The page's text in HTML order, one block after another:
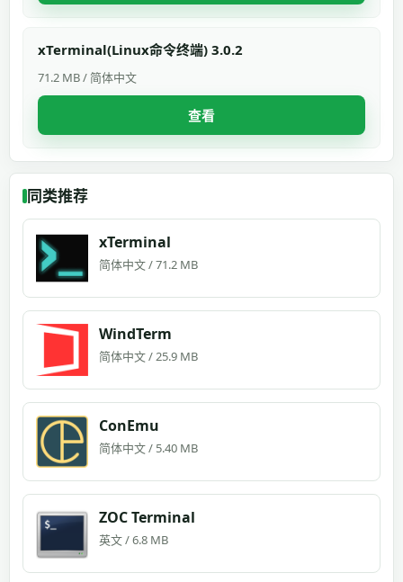
xTerminal(Linux命令终端) 3.0.2
71.2 MB / 简体中文
查看
同类推荐
xTerminal
简体中文 / 71.2 MB
WindTerm
简体中文 / 25.9 MB
ConEmu
简体中文 / 5.40 MB
ZOC Terminal
英文 / 6.8 MB